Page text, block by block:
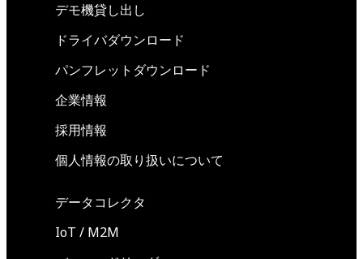
デモ機貸し出し
ドライバダウンロード
パンフレットダウンロード
企業情報
採用情報
個人情報の取り扱いについて
データコレクタ
IoT / M2M